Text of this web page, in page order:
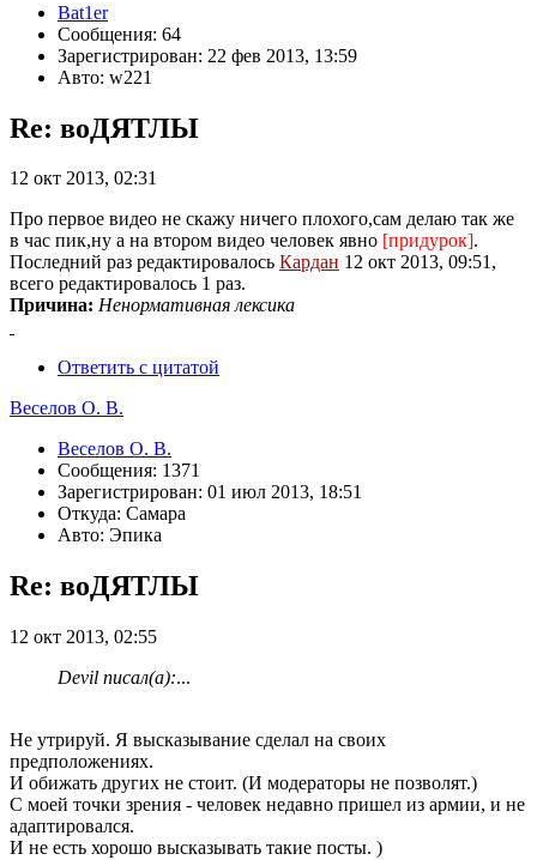
Bat1er
Сообщения: 64
Зарегистрирован: 22 фев 2013, 13:59
Авто: w221
Re: воДЯТЛЫ
12 окт 2013, 02:31
Про первое видео не скажу ничего плохого,сам делаю так же
в час пик,ну а на втором видео человек явно [придурок].
Последний раз редактировалось Кардан 12 окт 2013, 09:51,
всего редактировалось 1 раз.
Причина: Ненормативная лексика
Ответить с цитатой
Веселов О. В.
Веселов О. В.
Сообщения: 1371
Зарегистрирован: 01 июл 2013, 18:51
Откуда: Самара
Авто: Эпика
Re: воДЯТЛЫ
12 окт 2013, 02:55
Devil писал(а):...
Не утрируй. Я высказывание сделал на своих
предположениях.
И обижать других не стоит. (И модераторы не позволят.)
С моей точки зрения - человек недавно пришел из армии, и не
адаптировался.
И не есть хорошо высказывать такие посты. )